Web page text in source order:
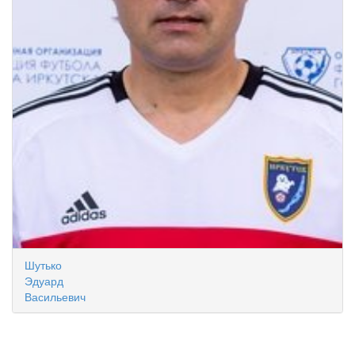
Шутько
Эдуард
Васильевич